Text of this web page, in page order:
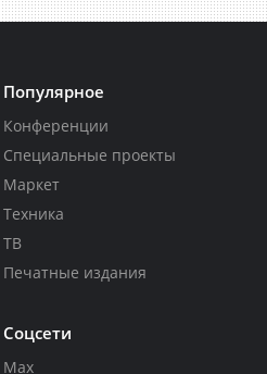
Популярное
Конференции
Специальные проекты
Маркет
Техника
ТВ
Печатные издания
Соцсети
Max